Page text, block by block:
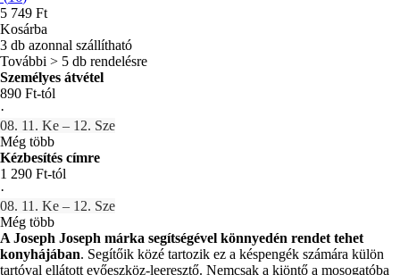
5 749 Ft
Kosárba
3 db azonnal szállítható
További > 5 db rendelésre
Személyes átvétel
890 Ft-tól
·
08. 11. Ke – 12. Sze
Még több
Kézbesítés címre
1 290 Ft-tól
·
08. 11. Ke – 12. Sze
Még több
A Joseph Joseph márka segítségével könnyedén rendet tehet
konyhájában. Segítőik közé tartozik ez a késpengék számára külön
tartóval ellátott evőeszköz-leeresztő. Nemcsak a kiöntő a mosogatóba